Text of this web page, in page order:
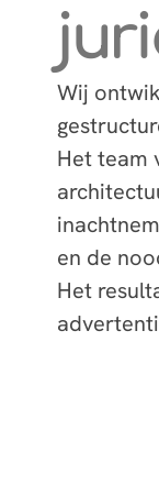
Wij
Het team
en de
Het